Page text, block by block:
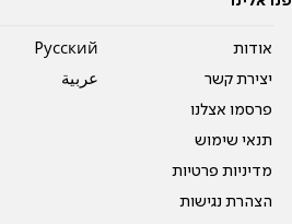
אודות
יצירת קשר
פרסמו אצלנו
תנאי שימוש
מדיניות פרטיות
הצהרת נגישות
Pусский
عربية